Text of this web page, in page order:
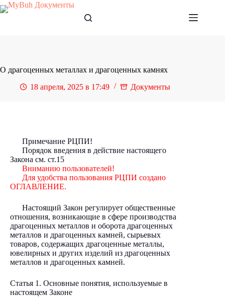
Перейти
к
О драгоценных металлах и драгоценных камнях
18 апреля, 2025 в 17:49
Документы
Примечание РЦПИ!
Порядок введения в действие настоящего
Закона см. ст.15
Вниманию пользователей!
Для удобства пользования РЦПИ создано
ОГЛАВЛЕНИЕ.
Настоящий Закон регулирует общественные
отношения, возникающие в сфере производства
драгоценных металлов и оборота драгоценных
металлов и драгоценных камней, сырьевых
товаров, содержащих драгоценные металлы,
ювелирных и других изделий из драгоценных
металлов и драгоценных камней.
Статья 1. Основные понятия, используемые в
настоящем Законе